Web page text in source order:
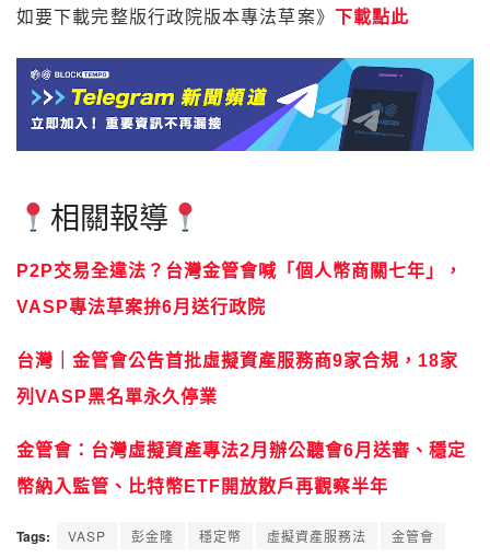
相關報導
VASP專法草案拚6月送行政院
台灣｜金管會公告首批虛擬資產服務商9家合規，18家
列VASP黑名單永久停業
金管會：台灣虛擬資產專法2月辦公聽會6月送審、穩定
幣納入監管、比特幣ETF開放散戶再觀察半年
Tags: